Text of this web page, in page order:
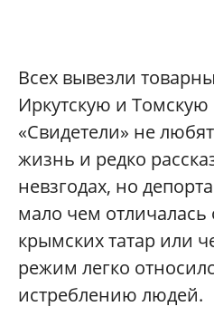
Всех вывезли
Иркутскую и Томскую
«Свидетели» не
жизнь и редко
невзгодах, но
мало чем отличалась
крымских татар или
режим легко
истреблению людей.